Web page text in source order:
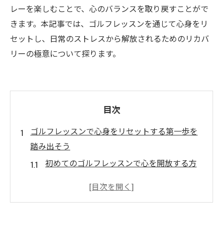
レーを楽しむことで、心のバランスを取り戻すことがで
きます。本記事では、ゴルフレッスンを通じて心身をリ
セットし、日常のストレスから解放されるためのリカバ
リーの極意について探ります。
目次
ゴルフレッスンで心身をリセットする第一歩を
踏み出そう
初めてのゴルフレッスンで心を開放する方
心身の調和を取り戻すための基本ステップ